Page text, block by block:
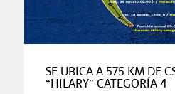
SE UBICA A 575 KM DE
“HILARY” CATEGORÍA 4